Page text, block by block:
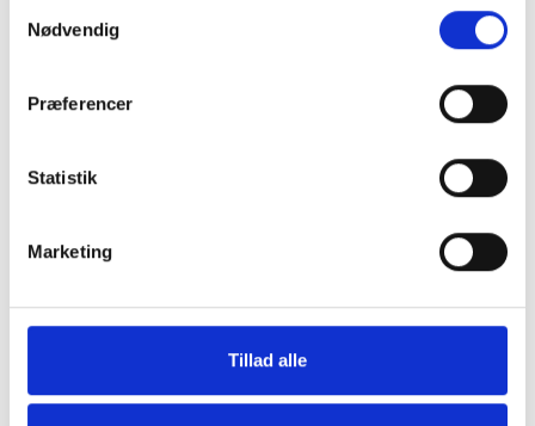
Nødvendig
Præferencer
Statistik
Marketing
Tillad alle
pose som køres ud på skinne.
( 6.868,75
Pris - DKK
På lager
GRATIS levering!